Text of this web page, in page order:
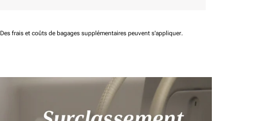
Des frais et coûts de bagages supplémentaires peuvent s'appliquer.